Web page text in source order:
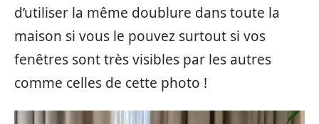
d’utiliser la même doublure dans toute la
maison si vous le pouvez surtout si vos
fenêtres sont très visibles par les autres
comme celles de cette photo !